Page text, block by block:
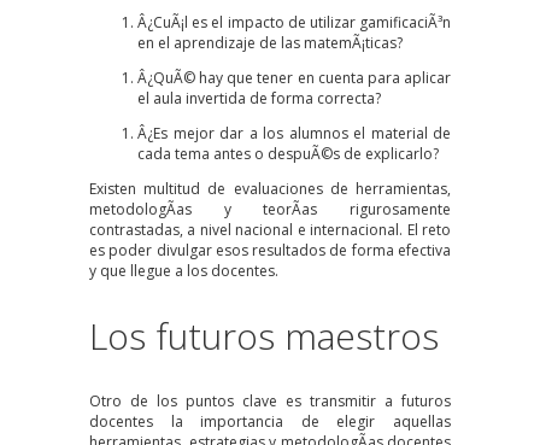
Â¿CuÃ¡l es el impacto de utilizar gamificaciÃ³n
en el aprendizaje de las matemÃ¡ticas?
Â¿QuÃ© hay que tener en cuenta para aplicar
el aula invertida de forma correcta?
Â¿Es mejor dar a los alumnos el material de
cada tema antes o despuÃ©s de explicarlo?
Existen multitud de evaluaciones de herramientas,
metodologÃ­as y teorÃ­as rigurosamente
contrastadas, a nivel nacional e internacional. El reto
es poder divulgaresos resultados de forma efectiva
y que llegue a los docentes.
Los futuros maestros
Otro de los puntos clave es transmitir a futuros
docentes la importancia de elegir aquellas